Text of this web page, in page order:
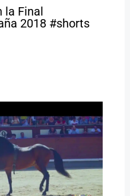
la Final
2018 #shorts